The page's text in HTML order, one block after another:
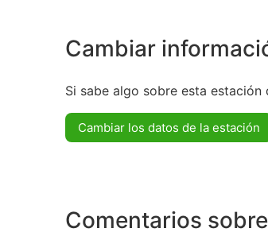
Cambiar
Si sabe algo sobre esta
Cambiar los datos de la estación
Comentarios